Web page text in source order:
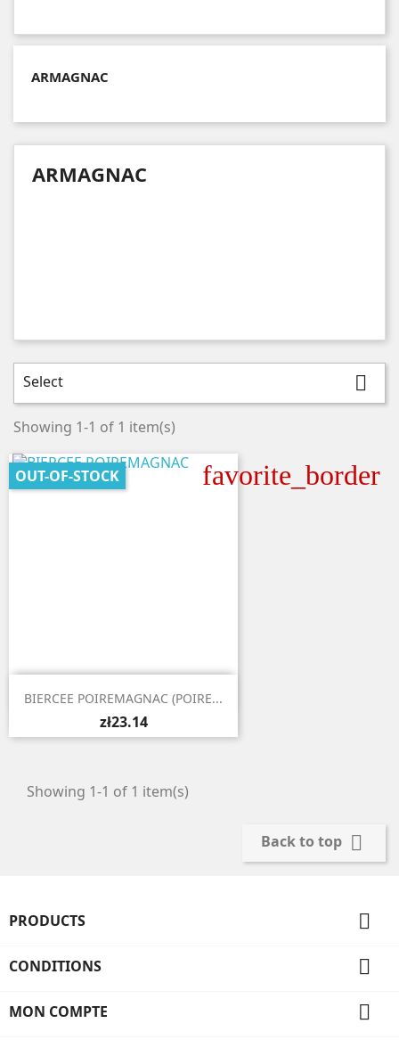
ARMAGNAC
ARMAGNAC
Select 
Showing 1-1 of 1 item(s)
favorite_border
 Quick view
BIERCEE POIREMAGNAC (POIRE...
zł23.14
OUT-OF-STOCK
Showing 1-1 of 1 item(s)
Back to top 
PRODUCTS 
CONDITIONS 
MON COMPTE 